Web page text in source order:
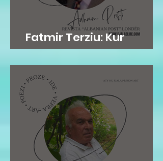
Fatmir Terziu: Kur
mirësia është në gen